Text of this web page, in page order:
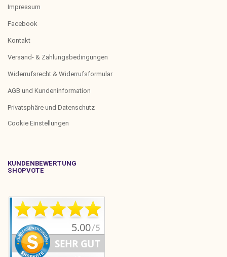
Impressum
Facebook
Kontakt
Versand- & Zahlungsbedingungen
Widerrufsrecht & Widerrufsformular
AGB und Kundeninformation
Privatsphäre und Datenschutz
Cookie Einstellungen
KUNDENBEWERTUNG
SHOPVOTE